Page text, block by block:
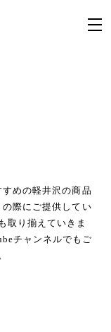
めの軽井沢の商品
際にご提供してい
取り揃えていきま
チャンネルでもご